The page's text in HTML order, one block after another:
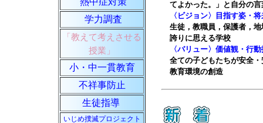
学力調査
「教えて考えさせる
授業」
小・中一貫教育
不祥事防止
生徒指導
いじめ撲滅プロジェクト
てよかった。」と自分の
〈ビジョン〉目指す姿・
生徒，教職員，保護者，
誇りに思える学校
〈バリュー〉価値観・行
全ての子どもたちが安全
教育環境の創造